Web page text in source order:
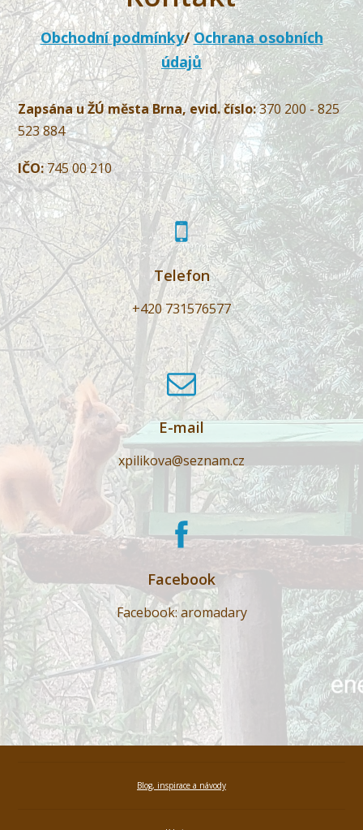
Obchodní podmínky/Ochrana osobních
údajů
Zapsána u ŽÚ města Brna, evid. číslo:370 200 - 825
523 884
IČO:745 00 210
Telefon
+420 731576577
E-mail
xpilikova@seznam.cz
Facebook
Facebook: aromadary
Blog, inspirace a návody